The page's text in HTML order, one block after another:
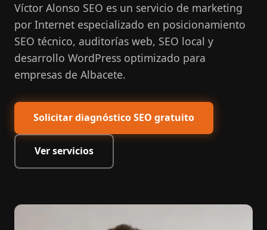
Víctor Alonso SEO es un servicio de marketing
por Internet especializado en posicionamiento
SEO técnico, auditorías web, SEO local y
desarrollo WordPress optimizado para
empresas de Albacete.
Solicitar diagnóstico SEO gratuito
Ver servicios